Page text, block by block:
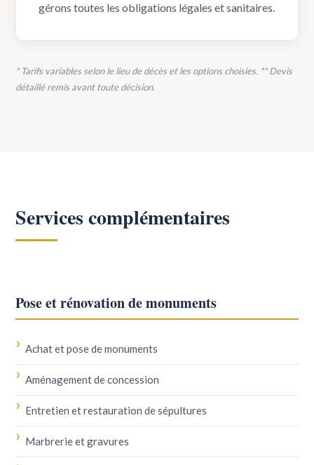
gérons toutes les obligations légales et sanitaires.
* Tarifs variables selon le lieu de décès et les options choisies. ** Devis
détaillé remis avant toute décision.
Services complémentaires
Pose et rénovation de monuments
Achat et pose de monuments
Aménagement de concession
Entretien et restauration de sépultures
Marbrerie et gravures